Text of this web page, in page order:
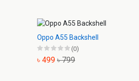
Oppo A55 Backshell
(0)
৳ 499 ৳ 799